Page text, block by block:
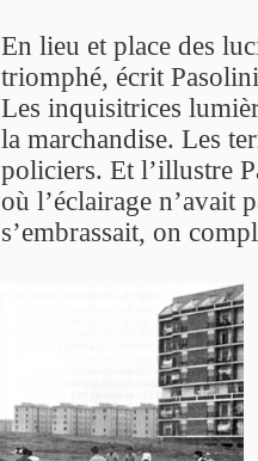
En lieu et place des
triomphé, écrit
Les inquisitrices
la marchandise. Les
policiers. Et l’illustre
où l’éclairage n’avait
s’embrassait, on